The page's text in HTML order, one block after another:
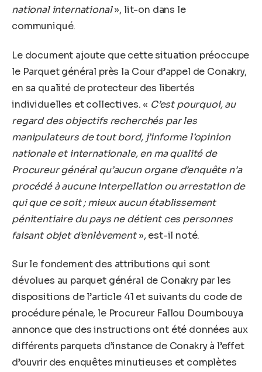
national international», lit-on dans le
communiqué.
Le document ajoute que cette situation préoccupe
le Parquet général près la Cour d’appel de Conakry,
en sa qualité de protecteur des libertés
individuelles et collectives. « C’est pourquoi, au
regard des objectifs recherchés par les
manipulateurs de tout bord, j’informe l’opinion
nationale et internationale, en ma qualité de
Procureur général qu’aucun organe d’enquête n’a
procédé à aucune interpellation ou arrestation de
qui que ce soit ; mieux aucun établissement
pénitentiaire du pays ne détient ces personnes
faisant objet d’enlèvement», est-il noté.
Sur le fondement des attributions qui sont
dévolues au parquet général de Conakry par les
dispositions de l’article 41 et suivants du code de
procédure pénale, le Procureur Fallou Doumbouya
annonce que des instructions ont été données aux
différents parquets d’instance de Conakry à l’effet
d’ouvrir des enquêtes minutieuses et complètes